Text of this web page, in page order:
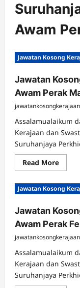
Awam
Jawatan Kosong
Jawatan
Awam Perak
jawatankosongkerajaan
Assalamualaikum
Kerajaan dan
Suruhanjaya
Read MoreRead
more
Awam
Perak
Mac
2016
Jawatan Kosong
Jawatan
Awam Perak
jawatankosongkerajaan
Assalamualaikum
Kerajaan dan
Suruhanjaya